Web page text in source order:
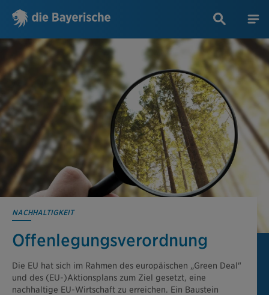
NACHHALTIGKEIT
Offenlegungs­verordnung
Die EU hat sich im Rahmen des europäischen „Green Deal"
und des (EU-)Aktionsplans zum Ziel gesetzt, eine
nachhaltige EU-Wirtschaft zu erreichen. Ein Baustein